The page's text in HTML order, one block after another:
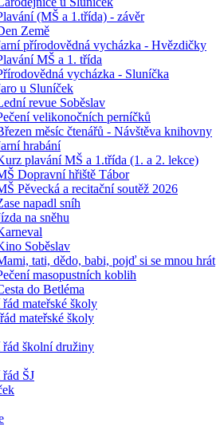
(MŠ a 1.třída) - závěr
Země
přírodovědná vycházka - Hvězdičky
MŠ a 1. třída
vycházka - Sluníčka
u Sluníček
revue Soběslav
velikonočních perníčků
měsíc čtenářů - Návštěva knihovny
hrabání
plavání MŠ a 1.třída (1. a 2. lekce)
Dopravní hřiště Tábor
Pěvecká a recitační soutěž 2026
napadl sníh
na sněhu
Soběslav
tati, dědo, babi, pojď si se mnou hrát
masopustních koblih
do Betléma
mateřské školy
mateřské školy
školní družiny
ŠJ